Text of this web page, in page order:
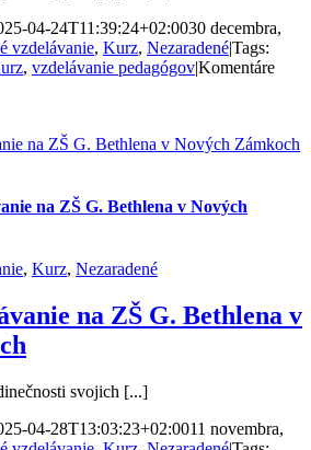
04-24T11:39:24+02:0030 decembra,
vzdelávanie, Kurz, Nezaradené|Tags:
, vzdelávanie pedagógov|Komentáre
na ZŠ G. Bethlena v Nových Zámkoch
na ZŠ G. Bethlena v Nových
, Kurz, Nezaradené
na ZŠ G. Bethlena v
svojich [...]
04-28T13:03:23+02:0011 novembra,